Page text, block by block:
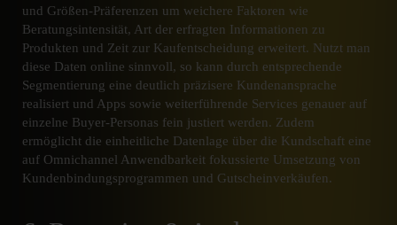
und Größen-Präferenzen um weichere Faktoren wie
Beratungsintensität, Art der erfragten Informationen zu
Produkten und Zeit zur Kaufentscheidung erweitert. Nutzt man
diese Daten online sinnvoll, so kann durch entsprechende
Segmentierung eine deutlich präzisere Kundenansprache
realisiert und Apps sowie weiterführende Services genauer auf
einzelne Buyer-Personas fein justiert werden. Zudem
ermöglicht die einheitliche Datenlage über die Kundschaft eine
auf Omnichannel Anwendbarkeit fokussierte Umsetzung von
Kundenbindungsprogrammen und Gutscheinverkäufen.